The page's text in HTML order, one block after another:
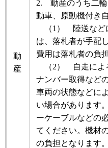
動
産
2. 動産のうち二輪
動車、原動機付き
（1） 陸送など
は、落札者が手配
費用は落札者の負
（2） 自走によ
ナンバー取得など
車両の状態などに
い場合があります
ーケーブルなどの
てください。機材
の負担となります。